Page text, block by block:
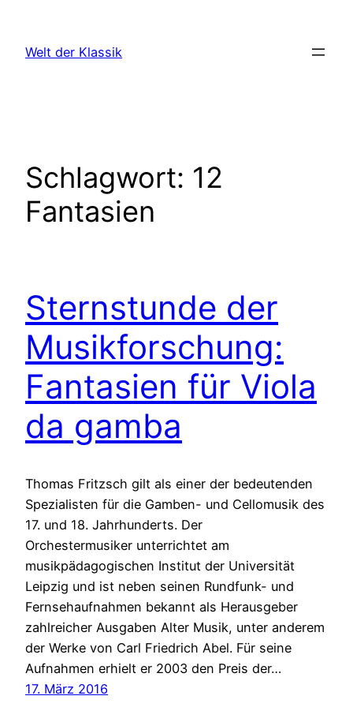
springen
Welt der Klassik
Schlagwort: 12
Fantasien
Sternstunde der
Musikforschung:
Fantasien für Viola
da gamba
Thomas Fritzsch gilt als einer der bedeutenden
Spezialisten für die Gamben- und Cellomusik des
17. und 18. Jahrhunderts. Der
Orchestermusiker unterrichtet am
musikpädagogischen Institut der Universität
Leipzig und ist neben seinen Rundfunk- und
Fernsehaufnahmen bekannt als Herausgeber
zahlreicher Ausgaben Alter Musik, unter anderem
der Werke von Carl Friedrich Abel. Für seine
Aufnahmen erhielt er 2003 den Preis der…
17. März 2016